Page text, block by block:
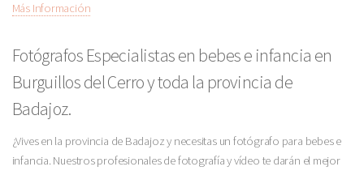
Más Información
Fotógrafos Especialistas en bebes e infancia en
Burguillos del Cerro y toda la provincia de
Badajoz.
¿Vives en la provincia de Badajoz y necesitas un fotógrafo para bebes e
infancia. Nuestros profesionales de fotografía y vídeo te darán el mejor